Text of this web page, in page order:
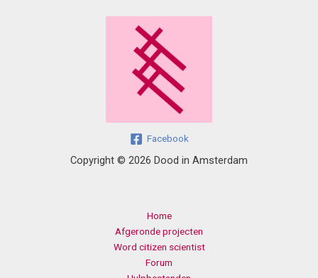
Facebook
Copyright © 2026 Dood in Amsterdam
Home
Afgeronde projecten
Word citizen scientist
Forum